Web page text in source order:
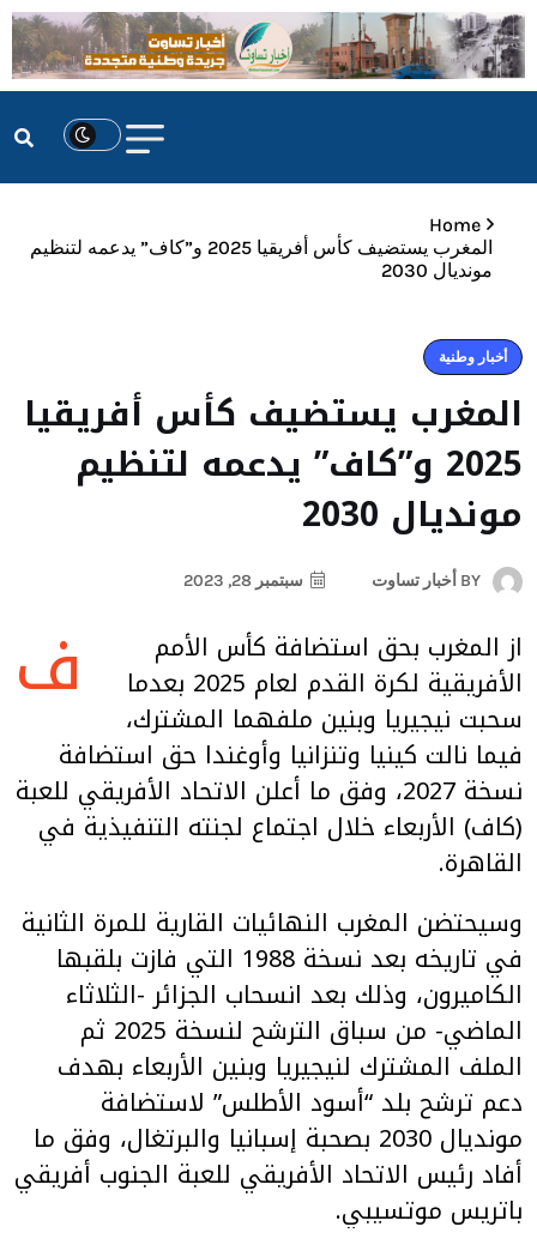
Home
المغرب يستضيف كأس أفريقيا 2025 و”كاف” يدعمه لتنظيم
مونديال 2030
أخبار وطنية
المغرب يستضيف كأس أفريقيا
2025 و”كاف” يدعمه لتنظيم
مونديال 2030
BY أخبار تساوت سبتمبر 28, 2023
ف از المغرب بحق استضافة كأس الأمم
الأفريقية لكرة القدم لعام 2025 بعدما
سحبت نيجيريا وبنين ملفهما المشترك،
فيما نالت كينيا وتنزانيا وأوغندا حق استضافة
نسخة 2027، وفق ما أعلن الاتحاد الأفريقي للعبة
(كاف) الأربعاء خلال اجتماع لجنته التنفيذية في
القاهرة.
وسيحتضن المغرب النهائيات القارية للمرة الثانية
في تاريخه بعد نسخة 1988 التي فازت بلقبها
الكاميرون، وذلك بعد انسحاب الجزائر -الثلاثاء
الماضي- من سباق الترشح لنسخة 2025 ثم
الملف المشترك لنيجيريا وبنين الأربعاء بهدف
دعم ترشح بلد “أسود الأطلس” لاستضافة
مونديال 2030 بصحبة إسبانيا والبرتغال، وفق ما
أفاد رئيس الاتحاد الأفريقي للعبة الجنوب أفريقي
باتريس موتسيبي.